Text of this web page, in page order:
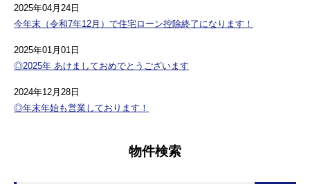
2025年04月24日
今年末（令和7年12月）で住宅ローン控除終了になります！
2025年01月01日
◎2025年 あけましておめでとうございます
2024年12月28日
◎年末年始も営業しております！
物件検索